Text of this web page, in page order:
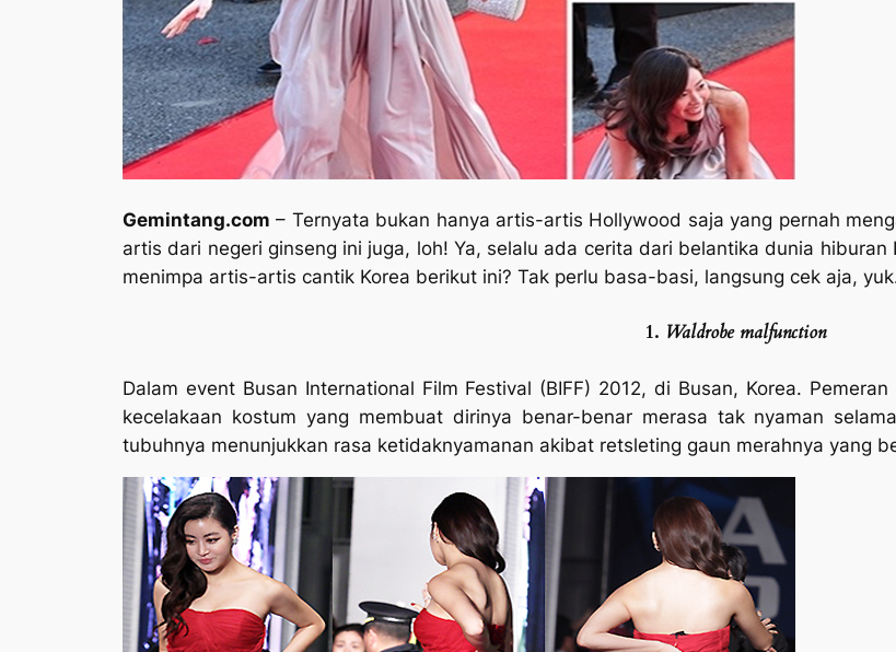
Gemintang.com – Ternyata bukan hanya artis-artis Hollywood saja yang pernah
artis dari negeri ginseng ini juga, loh! Ya, selalu ada cerita dari belantika dunia
menimpa artis-artis cantik Korea berikut ini? Tak perlu basa-basi, langsung cek aja,
1. Waldrobemalfunction
Dalam event Busan International Film Festival (BIFF) 2012, di Busan, Korea.
kecelakaan kostum yang membuat dirinya benar-benar merasa tak nyaman
tubuhnya menunjukkan rasa ketidaknyamanan akibat retsleting gaun merahnya yang